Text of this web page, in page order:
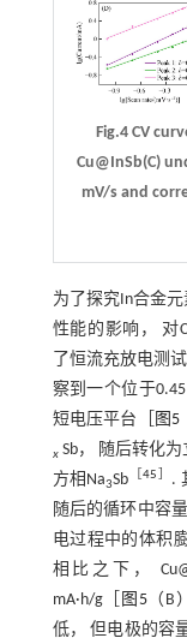
Fig.4 CV
Cu@InSb(C)
mV/s and
为了探究In合金
性能的影响， 对
了恒流充放电测
察到一个位于
短电压平台［
图5
xSb， 随后转化为
方相Na3Sb ［45
.
随后的循环中容
电过程中的体积
相比之下，
mA·h/g［
图5（B
低， 但电极的容